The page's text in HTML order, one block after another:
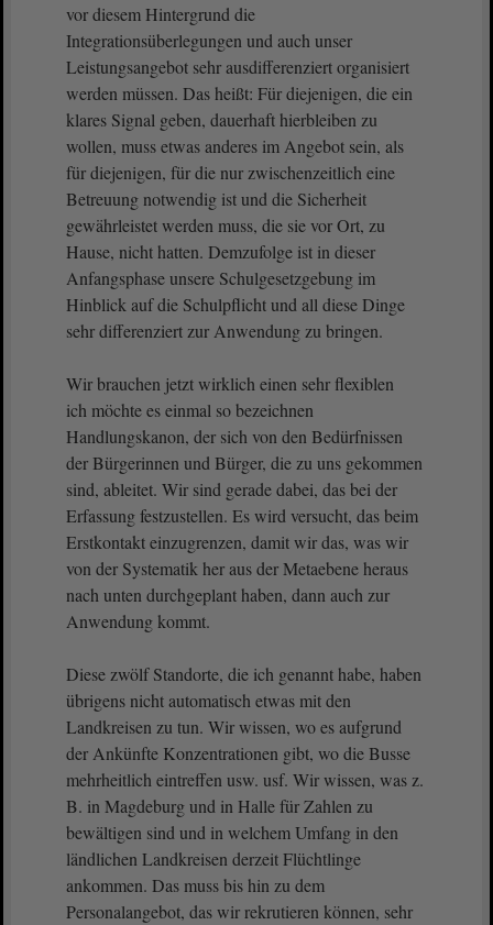
vor diesem Hintergrund die
Integrationsüberlegungen und auch unser
Leistungsangebot sehr ausdifferenziert organisiert
werden müssen. Das heißt: Für diejenigen, die ein
klares Signal geben, dauerhaft hierbleiben zu
wollen, muss etwas anderes im Angebot sein, als
für diejenigen, für die nur zwischenzeitlich eine
Betreuung notwendig ist und die Sicherheit
gewährleistet werden muss, die sie vor Ort, zu
Hause, nicht hatten. Demzufolge ist in dieser
Anfangsphase unsere Schulgesetzgebung im
Hinblick auf die Schulpflicht und all diese Dinge
sehr differenziert zur Anwendung zu bringen.
Wir brauchen jetzt wirklich einen sehr flexiblen
ich möchte es einmal so bezeichnen
Handlungskanon, der sich von den Bedürfnissen
der Bürgerinnen und Bürger, die zu uns gekommen
sind, ableitet. Wir sind gerade dabei, das bei der
Erfassung festzustellen. Es wird versucht, das beim
Erstkontakt einzugrenzen, damit wir das, was wir
von der Systematik her aus der Metaebene heraus
nach unten durchgeplant haben, dann auch zur
Anwendung kommt.
Diese zwölf Standorte, die ich genannt habe, haben
übrigens nicht automatisch etwas mit den
Landkreisen zu tun. Wir wissen, wo es aufgrund
der Ankünfte Konzentrationen gibt, wo die Busse
mehrheitlich eintreffen usw. usf. Wir wissen, was z.
B. in Magdeburg und in Halle für Zahlen zu
bewältigen sind und in welchem Umfang in den
ländlichen Landkreisen derzeit Flüchtlinge
ankommen. Das muss bis hin zu dem
Personalangebot, das wir rekrutieren können, sehr